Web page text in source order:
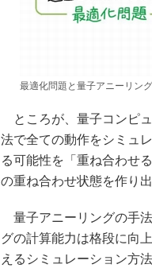
最適化問題と量子アニーリン
ところが、量子コンピ
法で全ての動作をシミュ
る可能性を「重ね合わせ
の重ね合わせ状態を作り
量子アニーリングの手
グの計算能力は格段に向
えるシミュレーション方